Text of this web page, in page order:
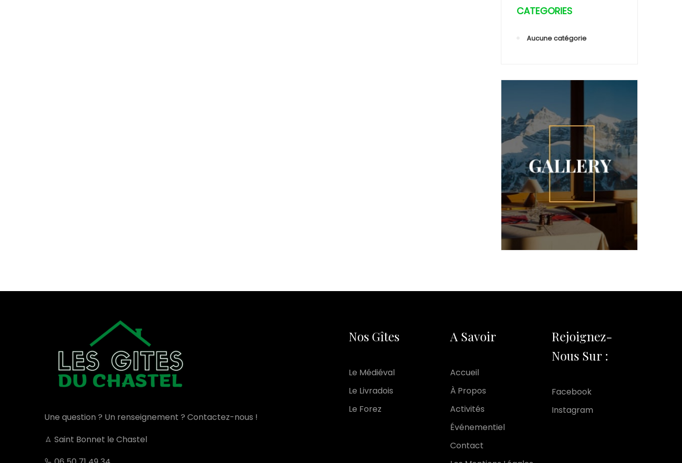
CATEGORIES
Aucune catégorie
Une question ? Un renseignement ? Contactez-nous !
Saint Bonnet le Chastel
Nos Gîtes
Le Médiéval
Le Livradois
Le Forez
A Savoir
Accueil
À Propos
Activités
Événementiel
Contact
Rejoignez-
Nous Sur :
Facebook
Instagram